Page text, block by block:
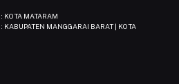
: KOTA MATARAM
: KABUPATEN MANGGARAI BARAT | KOTA